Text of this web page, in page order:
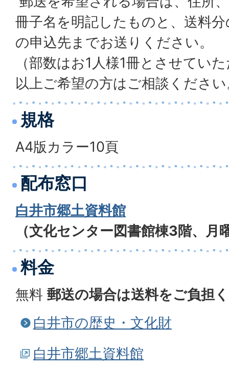
冊子名を明記したものと、送料
の申込先までお送りください。
（部数はお1人様1冊とさせてい
以上ご希望の方はご相談くださ
規格
A4版カラー10頁
配布窓口
白井市郷土資料館
（文化センター図書館棟3階、月
料金
無料 郵送の場合は送料をご負担
白井市の歴史・文化財
白井市郷土資料館